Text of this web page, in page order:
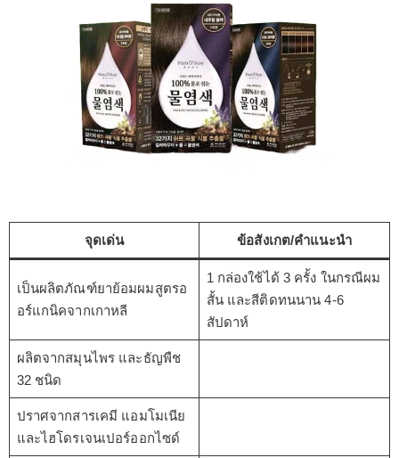
จุดเด่น ข้อสังเกต/คำแนะนำ
เป็นผลิตภัณฑ์ยาย้อมผมสูตรอ
อร์แกนิคจากเกาหลี
1 กล่องใช้ได้ 3 ครั้ง ในกรณีผม
สั้น และสีติดทนนาน 4-6
สัปดาห์
ผลิตจากสมุนไพร และธัญพืช
32 ชนิด
ปราศจากสารเคมี แอมโมเนีย
และไฮโดรเจนเปอร์ออกไซด์